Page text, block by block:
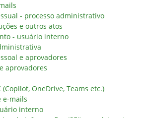
- processo administrativo
e outros atos
- usuário interno
e aprovadores
aprovadores
(Copilot, OneDrive, Teams etc.)
e-mails
interno